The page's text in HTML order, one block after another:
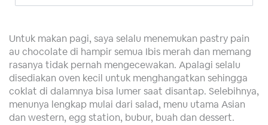
Untuk makan pagi, saya selalu menemukan pastry pain
au chocolate di hampir semua Ibis merah dan memang
rasanya tidak pernah mengecewakan. Apalagi selalu
disediakan oven kecil untuk menghangatkan sehingga
coklat di dalamnya bisa lumer saat disantap. Selebihnya,
menunya lengkap mulai dari salad, menu utama Asian
dan western, egg station, bubur, buah dan dessert.